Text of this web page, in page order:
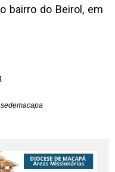
bairro do Beirol, em